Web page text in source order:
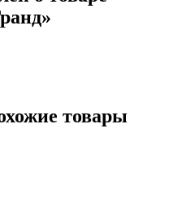
»
товары